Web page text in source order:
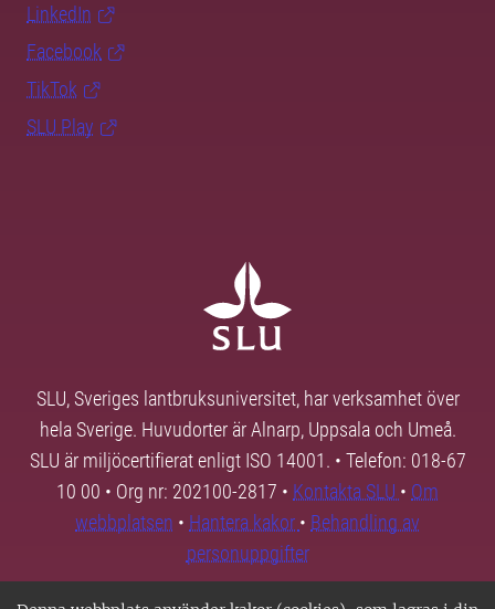
LinkedIn
Facebook
TikTok
SLU Play
SLU, Sveriges lantbruksuniversitet, har verksamhet över
hela Sverige. Huvudorter är Alnarp, Uppsala och Umeå.
SLU är miljöcertifierat enligt ISO 14001. • Telefon: 018-67
10 00 • Org nr: 202100-2817 • Kontakta SLU • Om
webbplatsen • Hantera kakor • Behandling av
personuppgifter